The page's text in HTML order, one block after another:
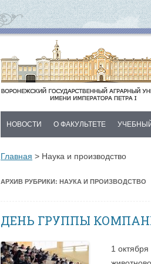
НОВОСТИ О ФАКУЛЬТЕТЕ
Главная > Наука и производство
АРХИВ РУБРИКИ: НАУКА И ПРОИЗВОДСТВО
ДЕНЬ ГРУППЫ
1